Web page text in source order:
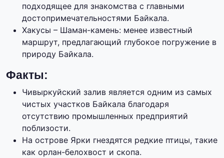
подходящее для знакомства с главными
достопримечательностями Байкала.
Хакусы – Шаман-камень: менее известный
маршрут, предлагающий глубокое погружение в
природу Байкала.
Факты:
Чивыркуйский залив является одним из самых
чистых участков Байкала благодаря
отсутствию промышленных предприятий
поблизости.
На острове Ярки гнездятся редкие птицы, такие
как орлан-белохвост и скопа.